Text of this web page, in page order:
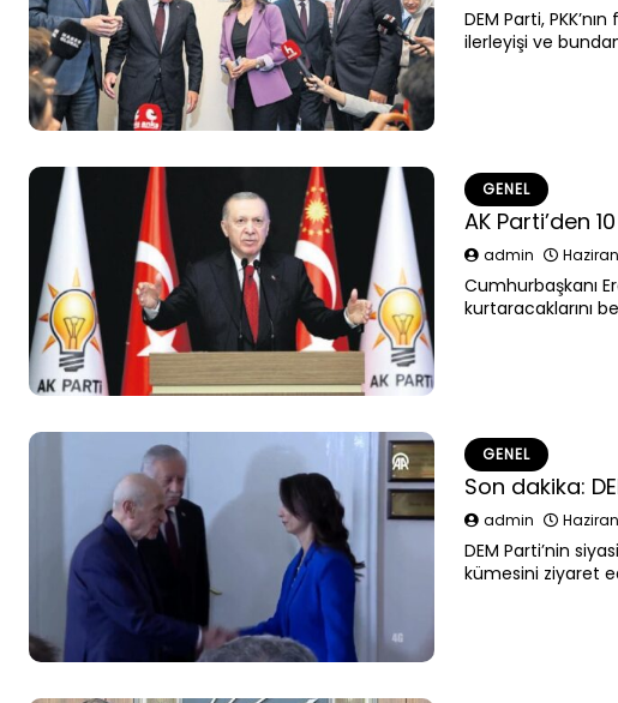
DEM Parti,
ilerleyişi ve
GENEL
AK Parti’den
admin
Cumhurbaşkanı
kurtaracaklarını
GENEL
Son dakika:
admin
DEM Parti’nin
kümesini ziyaret